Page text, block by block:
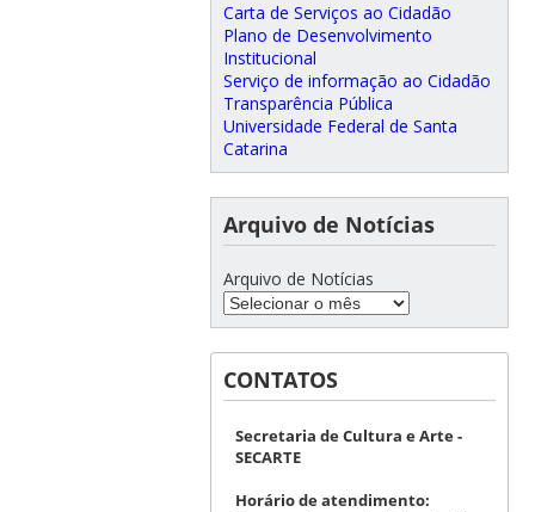
Carta de Serviços ao Cidadão
Plano de Desenvolvimento
Institucional
Serviço de informação ao Cidadão
Transparência Pública
Universidade Federal de Santa
Catarina
Arquivo de Notícias
Arquivo de Notícias
CONTATOS
Secretaria de Cultura e Arte -
SECARTE
Horário de atendimento: